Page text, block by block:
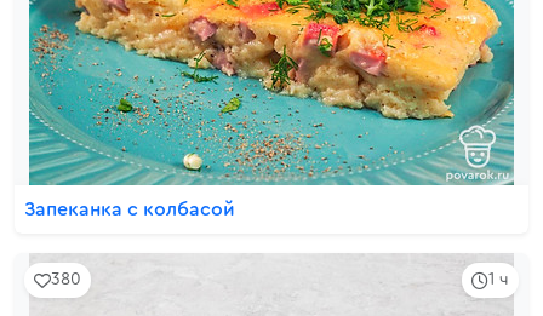
Запеканка с колбасой
1 ч
380